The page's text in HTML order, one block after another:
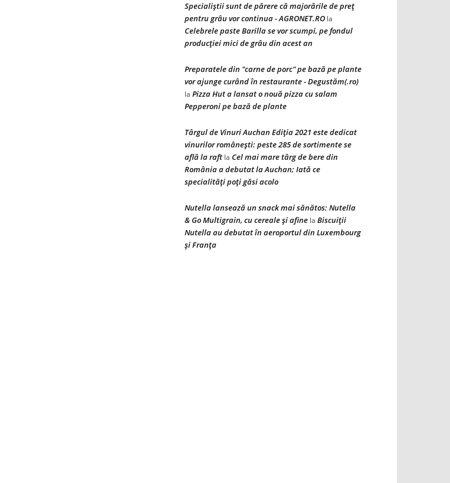
Specialiștii sunt de părere că majorările de preț
pentru grâu vor continua - AGRONET.RO la
Celebrele paste Barilla se vor scumpi, pe fondul
producției mici de grâu din acest an
Preparatele din "carne de porc" pe bază pe plante
vor ajunge curând în restaurante - Degustăm(.ro)
la Pizza Hut a lansat o nouă pizza cu salam
Pepperoni pe bază de plante
Târgul de Vinuri Auchan Ediţia 2021 este dedicat
vinurilor româneşti: peste 285 de sortimente se
află la raft la Cel mai mare târg de bere din
România a debutat la Auchan; Iată ce
specialităţi poţi găsi acolo
Nutella lansează un snack mai sănătos: Nutella
& Go Multigrain, cu cereale şi afine la Biscuiţii
Nutella au debutat în aeroportul din Luxembourg
şi Franţa